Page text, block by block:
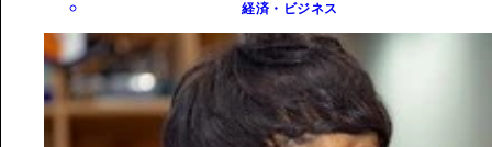
経済・ビジネス